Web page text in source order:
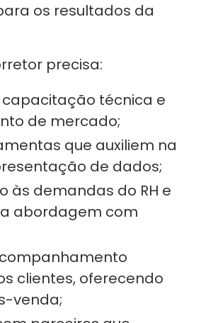
os resultados da
precisa:
capacitação técnica e
de mercado;
que auxiliem na
de dados;
às demandas do RH e
abordagem com
clientes, oferecendo
venda;